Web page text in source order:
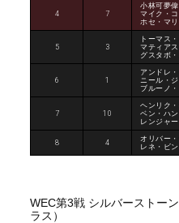
4 7
小林可夢偉
マイク・
ホセ・マ
5 3
トーマス
マティア
グスタボ
6 1
アンドレ
ニール・ジ
ブルーノ
7 10
ヘンリク
ベン・ハ
レンジャ
8 4
オリバー
レネ・ビ
WEC第3戦 シルバーストー
ラス）